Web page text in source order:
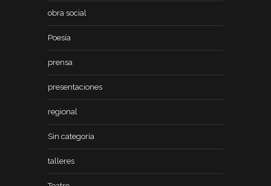
obra social
Poesía
prensa
presentaciones
regional
Sin categoría
talleres